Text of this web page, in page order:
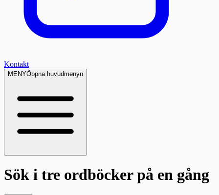
Kontakt
MENYÖppna huvudmenyn
Sök i tre ordböckerpå en gång